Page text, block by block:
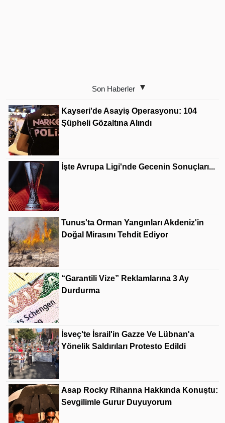
Son Haberler
Kayseri'de Asayiş Operasyonu: 104
Şüpheli Gözaltına Alındı
İşte Avrupa Ligi'nde Gecenin Sonuçları...
Tunus'ta Orman Yangınları Akdeniz'in
Doğal Mirasını Tehdit Ediyor
“Garantili Vize” Reklamlarına 3 Ay
Durdurma
İsveç'te İsrail'in Gazze Ve Lübnan'a
Yönelik Saldırıları Protesto Edildi
Asap Rocky Rihanna Hakkında Konuştu:
Sevgilimle Gurur Duyuyorum